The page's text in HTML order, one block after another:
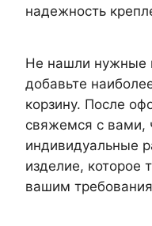
надежность
Не нашли нужные
добавьте
корзину. После
свяжемся с вами,
индивидуальные
изделие, которое
вашим